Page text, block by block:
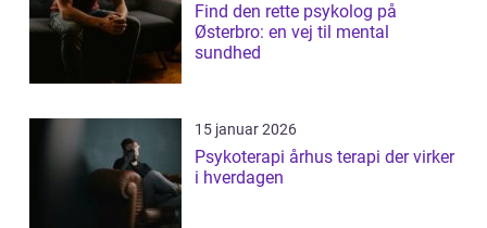
Find den rette psykolog på
Østerbro: en vej til mental
sundhed
15 januar 2026
Psykoterapi århus terapi der virker
i hverdagen